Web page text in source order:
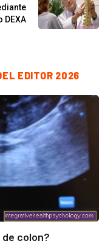
DEXA
EDITOR 2026
colon?